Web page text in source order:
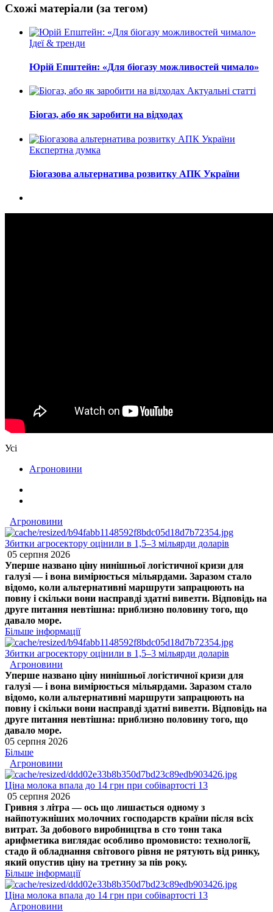
Схожі матеріали (за тегом)
Ідеї & тренди
Юрій Епштейн: «Для біогазу можливостей чимало»
Актуальні статті
Біогаз, або як заробити на відходах
Експертна думка
Біогазова альтернатива розвитку АПК України
Усі
Агроновини
Агроновини
Збитки агросектору оцінили в 1,5–3 мільярди доларів
05 серпня 2026
Уперше названо ціну нинішньої логістичної кризи для
галузі — і вона вимірюється мільярдами. Заразом стало
відомо, коли альтернативні маршрути запрацюють на
повну і скільки вони насправді здатні вивезти. Відповідь на
друге питання невтішна: приблизно половину того, що
давало море.
Більше інформації
Збитки агросектору оцінили в 1,5–3 мільярди доларів
Агроновини
Уперше названо ціну нинішньої логістичної кризи для
галузі — і вона вимірюється мільярдами. Заразом стало
відомо, коли альтернативні маршрути запрацюють на
повну і скільки вони насправді здатні вивезти. Відповідь на
друге питання невтішна: приблизно половину того, що
давало море.
05 серпня 2026
Більше
Агроновини
Ціна молока впала до 14 грн при собівартості 13
05 серпня 2026
Гривня з літра — ось що лишається одному з
найпотужніших молочних господарств країни після всіх
витрат. За добового виробництва в сто тонн така
арифметика виглядає особливо промовисто: технології,
стадо й обладнання світового рівня не рятують від ринку,
який опустив ціну на третину за пів року.
Більше інформації
Ціна молока впала до 14 грн при собівартості 13
Агроновини